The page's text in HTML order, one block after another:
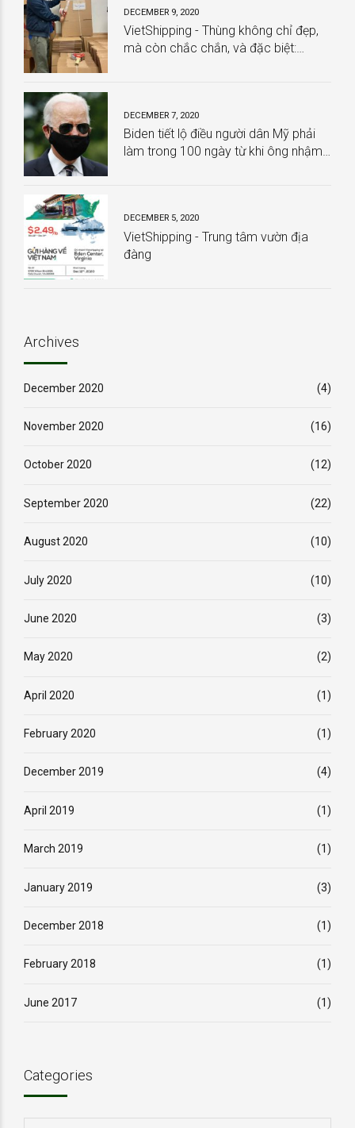
DECEMBER 9, 2020
VietShipping - Thùng không chỉ đẹp,
mà còn chắc chắn, và đặc biệt:
DECEMBER 7, 2020
Biden tiết lộ điều người dân Mỹ phải
làm trong 100 ngày từ khi ông nhậm
DECEMBER 5, 2020
VietShipping - Trung tâm vườn địa
đàng
Archives
December 2020 (4)
November 2020 (16)
October 2020 (12)
September 2020 (22)
August 2020 (10)
July 2020 (10)
June 2020 (3)
May 2020 (2)
April 2020 (1)
February 2020 (1)
December 2019 (4)
April 2019 (1)
March 2019 (1)
January 2019 (3)
December 2018 (1)
February 2018 (1)
June 2017 (1)
Categories